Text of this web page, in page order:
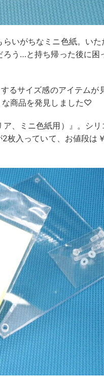
いがちなミニ色紙。いた
う…と持ち帰った後に困
るサイズ感のアイテムが
商品を発見しました♡
、ミニ色紙用）』。シリ
枚入っていて、お値段は